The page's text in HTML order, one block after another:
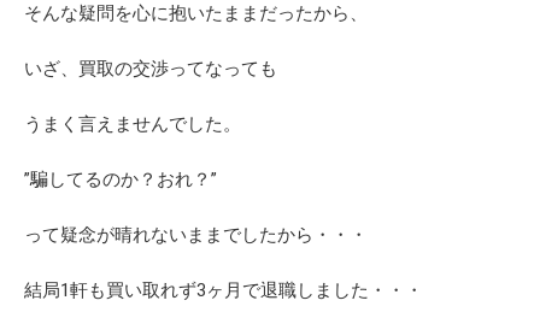
そんな疑問を心に抱いたままだったから、
いざ、買取の交渉ってなっても
うまく言えませんでした。
”騙してるのか？おれ？”
って疑念が晴れないままでしたから・・・
結局1軒も買い取れず3ヶ月で退職しました・・・